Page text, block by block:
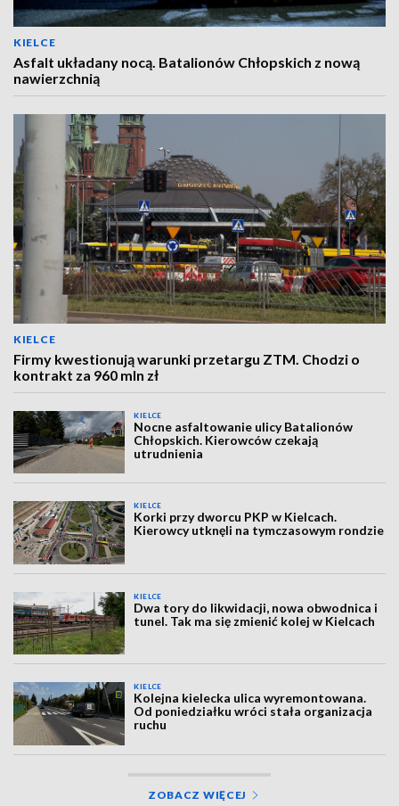
KIELCE
Asfalt układany nocą. Batalionów Chłopskich z nową
nawierzchnią
KIELCE
Firmy kwestionują warunki przetargu ZTM. Chodzi o
kontrakt za 960 mln zł
KIELCE
Nocne asfaltowanie ulicy Batalionów
Chłopskich. Kierowców czekają
utrudnienia
KIELCE
Korki przy dworcu PKP w Kielcach.
Kierowcy utknęli na tymczasowym rondzie
KIELCE
Dwa tory do likwidacji, nowa obwodnica i
tunel. Tak ma się zmienić kolej w Kielcach
KIELCE
Kolejna kielecka ulica wyremontowana.
Od poniedziałku wróci stała organizacja
ruchu
ZOBACZ WIĘCEJ